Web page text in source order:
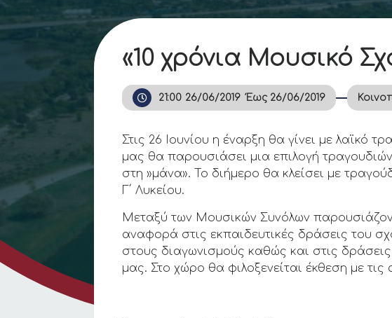
«10 χρόνια Μουσικό
21:00 26/06/2019Έως 26/06/2019
Στις 26 Ιουνίου η έναρξη θα γίνει με λαϊκό
μας θα παρουσιάσει μια επιλογή
στη »μάνα». Το διήμερο θα κλείσει με
Γ΄ Λυκείου.
Μεταξύ των Μουσικών Συνόλων
αναφορά στις εκπαιδευτικές δράσεις του
στους διαγωνισμούς καθώς και στις
μας. Στο χώρο θα φιλοξενείται έκθεση με